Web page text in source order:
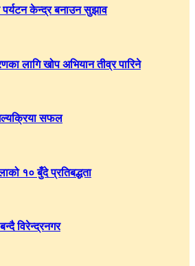
पर्यटन केन्द्र बनाउन सुझाव
लागि खोप अभियान तीव्र पारिने
सफल
१० बुँदे प्रतिबद्धता
विरेन्द्रनगर